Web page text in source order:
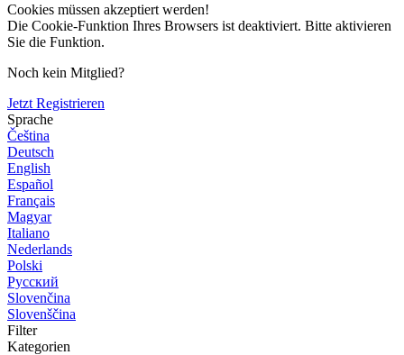
Cookies müssen akzeptiert werden!
Die Cookie-Funktion Ihres Browsers ist deaktiviert. Bitte aktivieren
Sie die Funktion.
Noch kein Mitglied?
Jetzt Registrieren
Sprache
Čeština
Deutsch
English
Español
Français
Magyar
Italiano
Nederlands
Polski
Русский
Slovenčina
Slovenščina
Filter
Kategorien